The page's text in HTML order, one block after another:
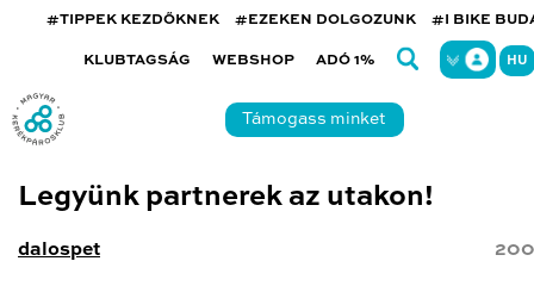
#TIPPEK KEZDŐKNEK #EZEKEN DOLGOZUNK #I BIKE
KLUBTAGSÁG WEBSHOP ADÓ 1% HU
Támogass minket
Legyünk partnerek az utakon!
dalospet